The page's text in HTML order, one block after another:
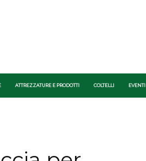
ATTREZZATURE E PRODOTTI COLTELLI EVENTI